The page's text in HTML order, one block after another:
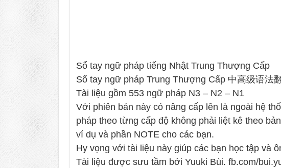
Sổ tay ngữ pháp tiếng Nhật Trung Thượng Cấp
Sổ tay ngữ pháp Trung Thượng Cấp 中高级语法
Tài liệu gồm 553 ngữ pháp N3 – N2 – N1
Với phiên bản này có nâng cấp lên là ngoài hệ
pháp theo từng cấp độ không phải liệt kê theo
ví dụ và phần NOTE cho các bạn.
Hy vọng với tài liệu này giúp các bạn học tập và
Tài liệu được sưu tầm bởi Yuuki Bùi. fb.com/